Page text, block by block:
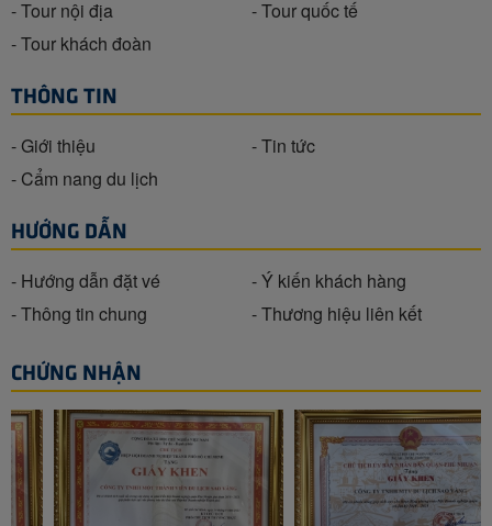
- Tour nội địa
- Tour quốc tế
- Tour khách đoàn
THÔNG TIN
- Giới thiệu
- Tin tức
- Cẩm nang du lịch
HƯỚNG DẪN
- Hướng dẫn đặt vé
- Ý kiến khách hàng
- Thông tin chung
- Thương hiệu liên kết
CHỨNG NHẬN